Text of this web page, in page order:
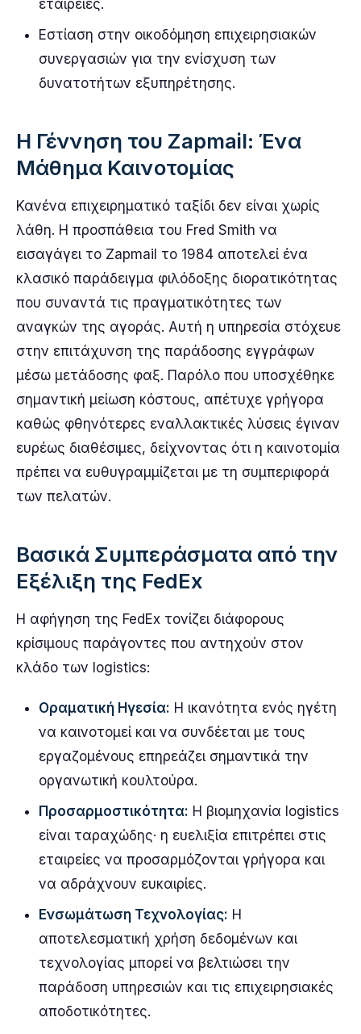
εταιρείες.
Εστίαση στην οικοδόμηση επιχειρησιακών
συνεργασιών για την ενίσχυση των
δυνατοτήτων εξυπηρέτησης.
Η Γέννηση του Zapmail: Ένα
Μάθημα Καινοτομίας
Κανένα επιχειρηματικό ταξίδι δεν είναι χωρίς
λάθη. Η προσπάθεια του Fred Smith να
εισαγάγει το Zapmail το 1984 αποτελεί ένα
κλασικό παράδειγμα φιλόδοξης διορατικότητας
που συναντά τις πραγματικότητες των
αναγκών της αγοράς. Αυτή η υπηρεσία στόχευε
στην επιτάχυνση της παράδοσης εγγράφων
μέσω μετάδοσης φαξ. Παρόλο που υποσχέθηκε
σημαντική μείωση κόστους, απέτυχε γρήγορα
καθώς φθηνότερες εναλλακτικές λύσεις έγιναν
ευρέως διαθέσιμες, δείχνοντας ότι η καινοτομία
πρέπει να ευθυγραμμίζεται με τη συμπεριφορά
των πελατών.
Βασικά Συμπεράσματα από την
Εξέλιξη της FedEx
Η αφήγηση της FedEx τονίζει διάφορους
κρίσιμους παράγοντες που αντηχούν στον
κλάδο των logistics:
Οραματική Ηγεσία: Η ικανότητα ενός ηγέτη
να καινοτομεί και να συνδέεται με τους
εργαζομένους επηρεάζει σημαντικά την
οργανωτική κουλτούρα.
Προσαρμοστικότητα: Η βιομηχανία logistics
είναι ταραχώδης· η ευελιξία επιτρέπει στις
εταιρείες να προσαρμόζονται γρήγορα και
να αδράχνουν ευκαιρίες.
Ενσωμάτωση Τεχνολογίας: Η
αποτελεσματική χρήση δεδομένων και
τεχνολογίας μπορεί να βελτιώσει την
παράδοση υπηρεσιών και τις επιχειρησιακές
αποδοτικότητες.